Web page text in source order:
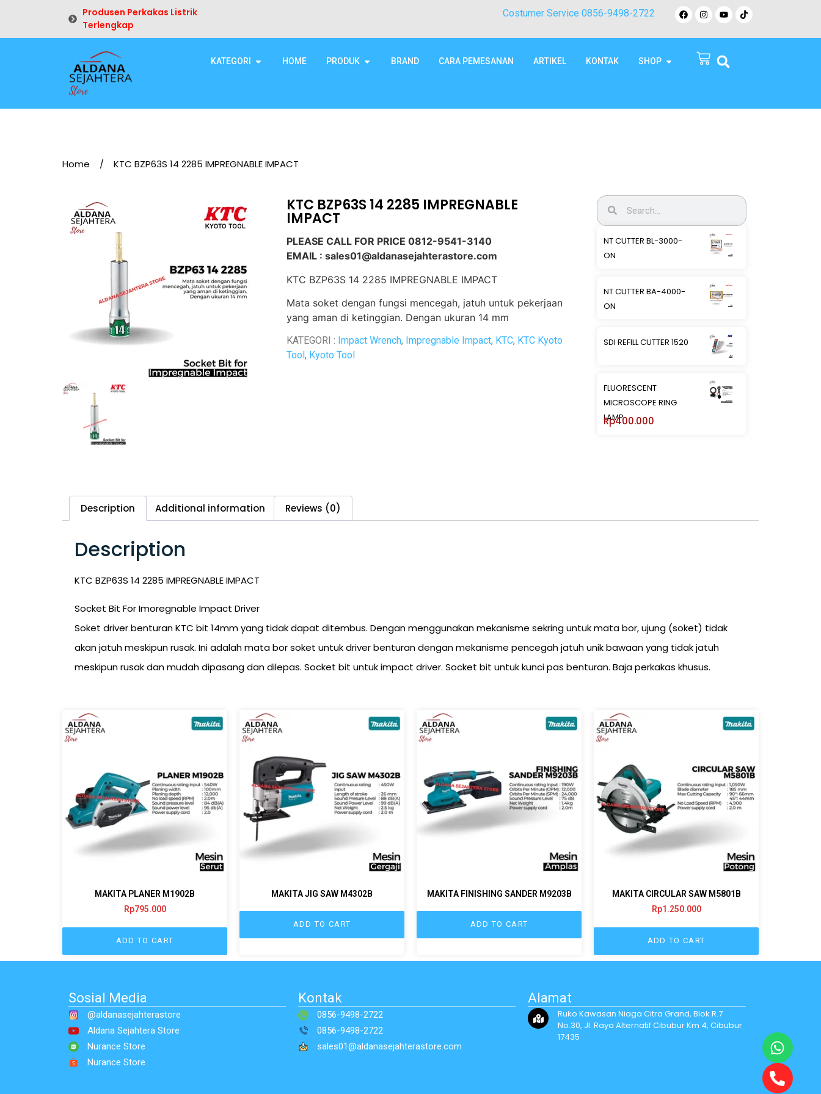
Produsen Perkakas Listrik
Terlengkap
Costumer Service 0856-9498-2722
KATEGORI HOME PRODUK BRAND CARA PEMESANAN ARTIKEL KONTAK SHOP
Home / KTC BZP63S 14 2285 IMPREGNABLE IMPACT
KTC BZP63S 14 2285 IMPREGNABLE
IMPACT
PLEASE CALL FOR PRICE 0812-9541-3140
EMAIL : sales01@aldanasejahterastore.com
KTC BZP63S 14 2285 IMPREGNABLE IMPACT
Mata soket dengan fungsi mencegah, jatuh untuk pekerjaan
yang aman di ketinggian. Dengan ukuran 14 mm
KATEGORI : Impact Wrench, Impregnable Impact, KTC, KTC Kyoto
Tool , Kyoto Tool
NT CUTTER BL-3000-
ON
NT CUTTER BA-4000-
ON
SDI REFILL CUTTER 1520
FLUORESCENT
MICROSCOPE RING
LAMP
Rp400.000
Description Additional information Reviews (0)
Description
KTC BZP63S 14 2285 IMPREGNABLE IMPACT
Socket Bit For Imoregnable Impact Driver
Soket driver benturan KTC bit 14mm yang tidak dapat ditembus. Dengan menggunakan mekanisme sekring untuk mata bor, ujung (soket) tidak
akan jatuh meskipun rusak. Ini adalah mata bor soket untuk driver benturan dengan mekanisme pencegah jatuh unik bawaan yang tidak jatuh
meskipun rusak dan mudah dipasang dan dilepas. Socket bit untuk impact driver. Socket bit untuk kunci pas benturan. Baja perkakas khusus.
MAKITA PLANER M1902B
Rp795.000
ADD TO CART
MAKITA JIG SAW M4302B
ADD TO CART
MAKITA FINISHING SANDER M9203B
ADD TO CART
MAKITA CIRCULAR SAW M5801B
Rp1.250.000
ADD TO CART
Sosial Media
@aldanasejahterastore
Aldana Sejahtera Store
Nurance Store
Nurance Store
Kontak
0856-9498-2722
0856-9498-2722
sales01@aldanasejahterastore.com
Alamat
Ruko Kawasan Niaga Citra Grand, Blok R.7
No.30, Jl. Raya Alternatif Cibubur Km 4, Cibubur
17435